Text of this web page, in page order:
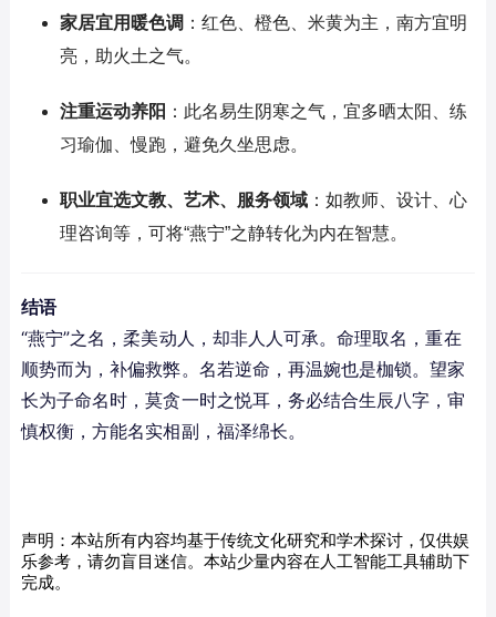
家居宜用暖色调 ：红色、橙色、米黄为主，南方宜明
亮，助火土之气。
注重运动养阳 ：此名易生阴寒之气，宜多晒太阳、练
习瑜伽、慢跑，避免久坐思虑。
职业宜选文教、艺术、服务领域：如教师、设计、心
理咨询等，可将“燕宁”之静转化为内在智慧。
结语
“燕宁”之名，柔美动人，却非人人可承。命理取名，重在
顺势而为，补偏救弊。名若逆命，再温婉也是枷锁。望家
长为子命名时，莫贪一时之悦耳，务必结合生辰八字，审
慎权衡，方能名实相副，福泽绵长。
声明：本站所有内容均基于传统文化研究和学术探讨，仅供娱
乐参考，请勿盲目迷信。本站少量内容在人工智能工具辅助下
完成。